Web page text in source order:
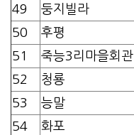
49
둥지빌라
50
후평
51
죽능3리마을회관
52
청룡
53
능말
54
화포